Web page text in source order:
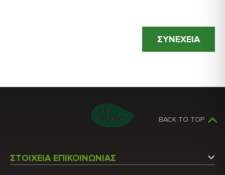
ΣΥΝΕΧΕΙΑ
BACK TO TOP
ΣΤΟΙΧΕΙΑ ΕΠΙΚΟΙΝΩΝΙΑΣ